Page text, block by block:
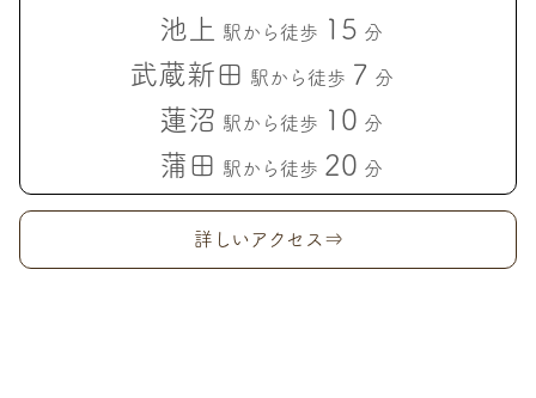
池上 駅から徒歩 15 分
武蔵新田 駅から徒歩 7 分
蓮沼 駅から徒歩 10 分
蒲田 駅から徒歩 20 分
詳しいアクセス⇒